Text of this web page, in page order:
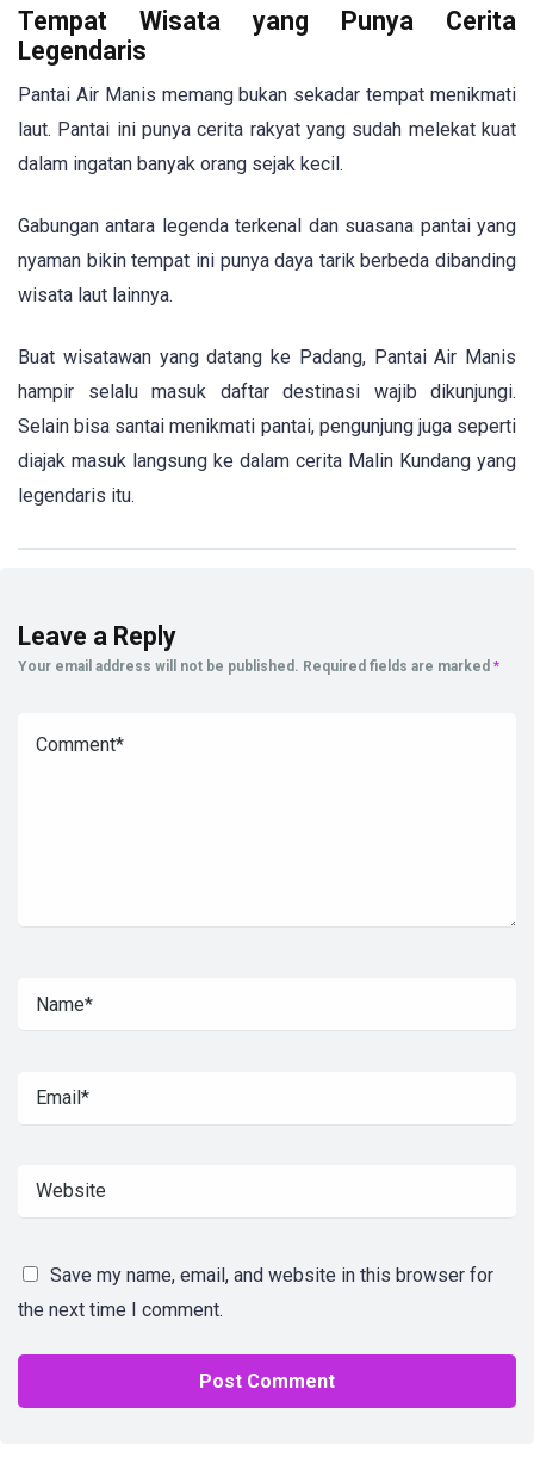
Tempat Wisata yang Punya Cerita
Legendaris
Pantai Air Manis memang bukan sekadar tempat menikmati
laut. Pantai ini punya cerita rakyat yang sudah melekat kuat
dalam ingatan banyak orang sejak kecil.
Gabungan antara legenda terkenal dan suasana pantai yang
nyaman bikin tempat ini punya daya tarik berbeda dibanding
wisata laut lainnya.
Buat wisatawan yang datang ke Padang, Pantai Air Manis
hampir selalu masuk daftar destinasi wajib dikunjungi.
Selain bisa santai menikmati pantai, pengunjung juga seperti
diajak masuk langsung ke dalam cerita Malin Kundang yang
legendaris itu.
Leave a Reply
Your email address will not be published. Required fields are marked *
Save my name, email, and website in this browser for
the next time I comment.